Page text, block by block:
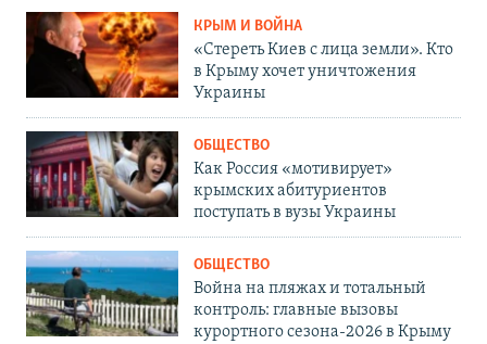
КРЫМ И ВОЙНА
«Стереть Киев с лица земли». Кто
в Крыму хочет уничтожения
Украины
ОБЩЕСТВО
Как Россия «мотивирует»
крымских абитуриентов
поступать в вузы Украины
ОБЩЕСТВО
Война на пляжах и тотальный
контроль: главные вызовы
курортного сезона-2026 в Крыму